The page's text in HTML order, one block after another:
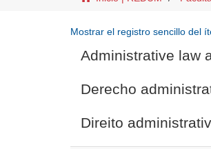
Mostrar el registro sencillo del
Administrative law
Derecho
Direito